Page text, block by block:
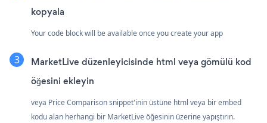
kopyala
Your code block will be available once you create your app
MarketLive düzenleyicisinde html veya gömülü kod
öğesini ekleyin
veya Price Comparison snippet'inin üstüne html veya bir embed
kodu alan herhangi bir MarketLive öğesinin üzerine yapıştırın.